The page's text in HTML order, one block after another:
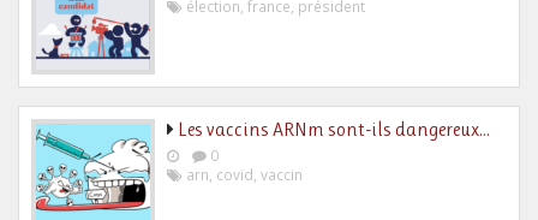
élection france président
Les vaccins ARNm sont-ils dangereux…
0
arn covid vaccin